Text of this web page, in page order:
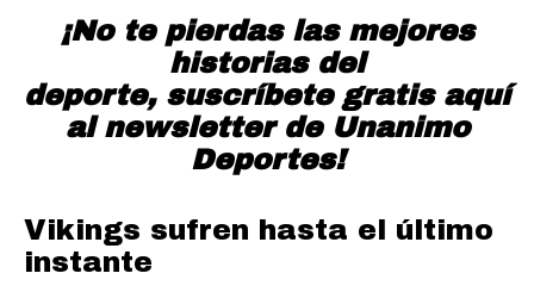
¡No te pierdas las mejores
historias del
deporte,suscríbete gratis aquí
al newsletter de Unanimo
Deportes!
Vikings sufren hasta el último
instante